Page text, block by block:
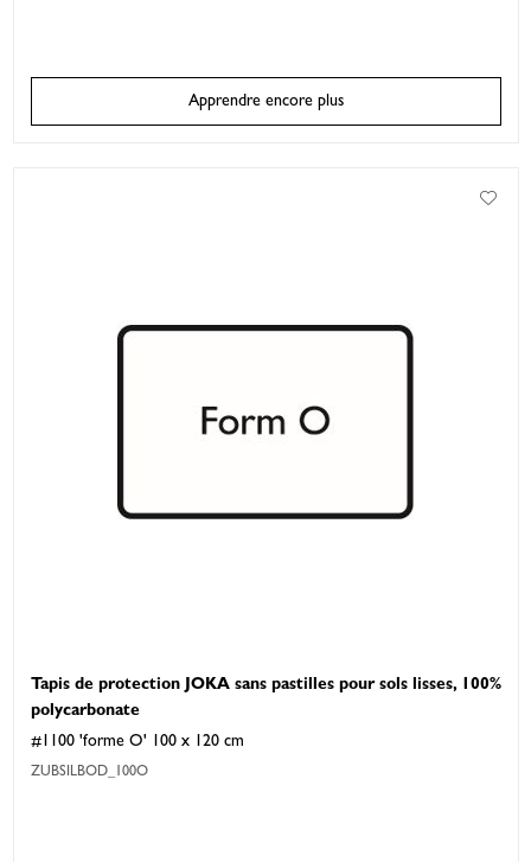
Apprendre encore plus
Tapis de protection JOKA sans pastilles pour sols lisses, 100%
polycarbonate
#1100 'forme O' 100 x 120 cm
ZUBSILBOD_100O